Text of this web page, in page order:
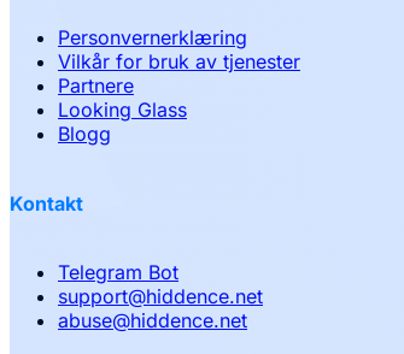
Personvernerklæring
Vilkår for bruk av tjenester
Partnere
Looking Glass
Blogg
Kontakt
Telegram Bot
support@hiddence.net
abuse@hiddence.net